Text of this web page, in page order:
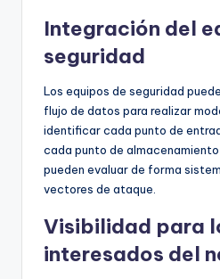
Integración del
seguridad
Los equipos de seguridad
flujo de datos para realizar
identificar cada punto de
cada punto de
pueden evaluar de forma
vectores de ataque.
Visibilidad para
interesados del